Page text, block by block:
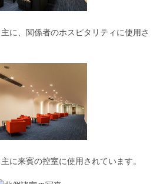
に、関係者のホスピタリティに使用さ
に来賓の控室に使用されています。